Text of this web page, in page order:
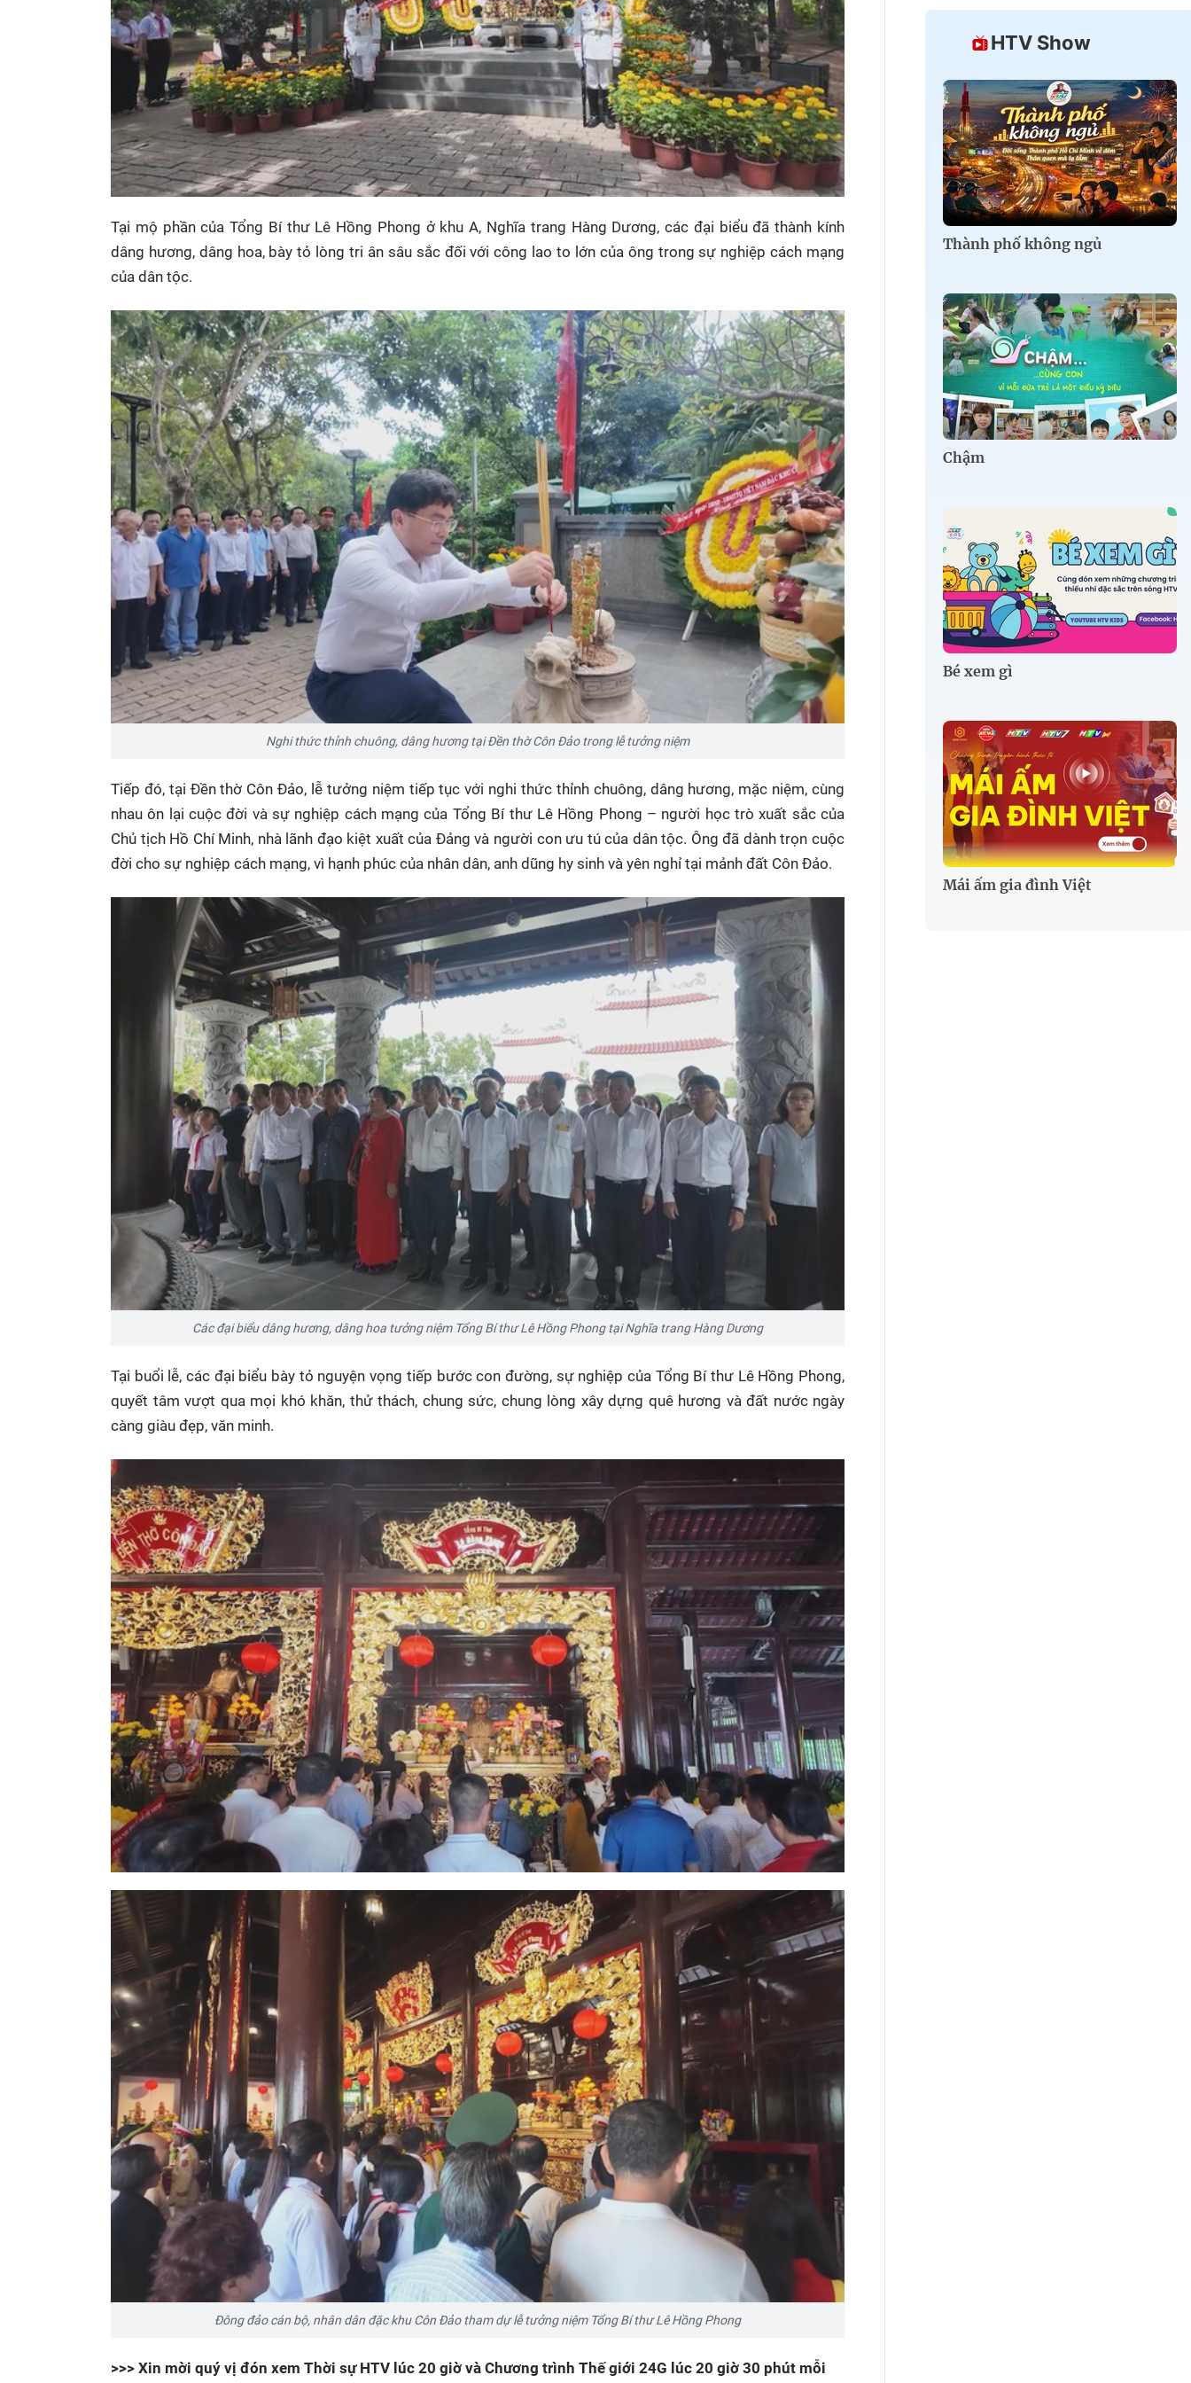
Tại mộ phần của Tổng Bí thư Lê Hồng Phong ở khu A, Nghĩa trang Hàng Dương, các đại biểu đã thành kính
dâng hương, dâng hoa, bày tỏ lòng tri ân sâu sắc đối với công lao to lớn của ông trong sự nghiệp cách mạng
của dân tộc.
Nghi thức thỉnh chuông, dâng hương tại Đền thờ Côn Đảo trong lễ tưởng niệm
Tiếp đó, tại Đền thờ Côn Đảo, lễ tưởng niệm tiếp tục với nghi thức thỉnh chuông, dâng hương, mặc niệm, cùng
nhau ôn lại cuộc đời và sự nghiệp cách mạng của Tổng Bí thư Lê Hồng Phong – người học trò xuất sắc của
Chủ tịch Hồ Chí Minh, nhà lãnh đạo kiệt xuất của Đảng và người con ưu tú của dân tộc. Ông đã dành trọn cuộc
đời cho sự nghiệp cách mạng, vì hạnh phúc của nhân dân, anh dũng hy sinh và yên nghỉ tại mảnh đất Côn Đảo.
Các đại biểu dâng hương, dâng hoa tưởng niệm Tổng Bí thư Lê Hồng Phong tại Nghĩa trang Hàng Dương
Tại buổi lễ, các đại biểu bày tỏ nguyện vọng tiếp bước con đường, sự nghiệp của Tổng Bí thư Lê Hồng Phong,
quyết tâm vượt qua mọi khó khăn, thử thách, chung sức, chung lòng xây dựng quê hương và đất nước ngày
càng giàu đẹp, văn minh.
Đông đảo cán bộ, nhân dân đặc khu Côn Đảo tham dự lễ tưởng niệm Tổng Bí thư Lê Hồng Phong
>>> Xin mời quý vị đón xem Thời sự HTV lúc 20 giờ và Chương trình Thế giới 24G lúc 20 giờ 30 phút mỗi
HTV Show
Thành phố không ngủ
Chậm
Bé xem gì
Mái ấm gia đình Việt